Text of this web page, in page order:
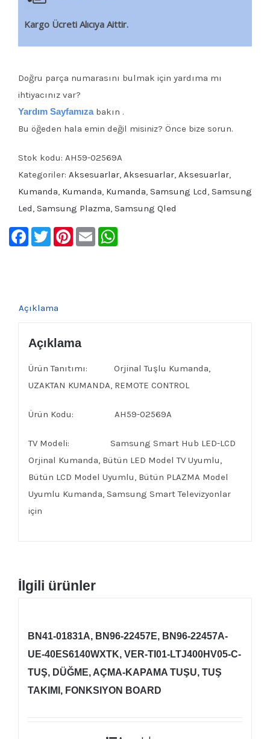
Kargo Ücreti Alıcıya Aittir.
Doğru parça numarasını bulmak için yardıma mı
ihtiyacınız var?
Yardım Sayfamızabakın .
Bu öğeden hala emin değil misiniz? Önce bize sorun.
Stok kodu: AH59-02569A
Kategoriler: Aksesuarlar Aksesuarlar Aksesuarlar
Kumanda Kumanda Kumanda Samsung Lcd Samsung
Led Samsung Plazma Samsung Qled
Facebook
TwitterPinterest
Email
Açıklama
Açıklama
Ürün Tanıtımı: Orjinal Tuşlu Kumanda,
UZAKTAN KUMANDA, REMOTE CONTROL
Ürün Kodu: AH59-02569A
TV Modeli: Samsung Smart Hub LED-LCD
Orjinal Kumanda, Bütün LED Model TV Uyumlu,
Bütün LCD Model Uyumlu, Bütün PLAZMA Model
Uyumlu Kumanda, Samsung Smart Televizyonlar
için
İlgili ürünler
BN41-01831A, BN96-22457E, BN96-22457A-
UE-40ES6140WXTK, VER-TI01-LTJ400HV05-C-
TUŞ, DÜĞME, AÇMA-KAPAMA TUŞU, TUŞ
TAKIMI, FONKSIYON BOARD